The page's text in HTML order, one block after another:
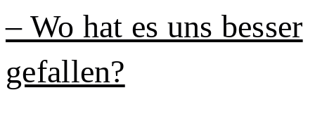
– Wo hat es uns besser
gefallen?